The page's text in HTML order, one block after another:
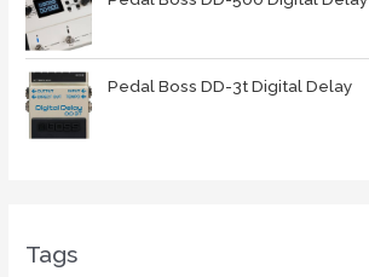
Pedal Boss DD-3t Digital Delay
Tags